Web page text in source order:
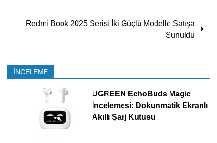
Redmi Book 2025 Serisi İki Güçlü Modelle Satışa
Sunuldu
İNCELEME
UGREEN EchoBuds Magic
İncelemesi: Dokunmatik Ekranlı
Akıllı Şarj Kutusu